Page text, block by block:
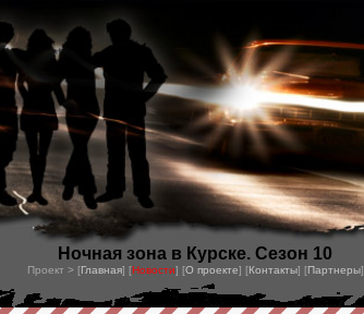
Ночная зона в Курске. Сезон 10
Проект > [Главная] [Новости] [О проекте] [Контакты] [Партнеры]